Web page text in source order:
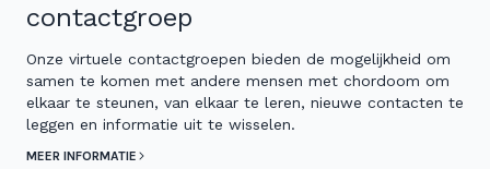
contactgroep
Onze virtuele contactgroepen bieden de mogelijkheid om
samen te komen met andere mensen met chordoom om
elkaar te steunen, van elkaar te leren, nieuwe contacten te
leggen en informatie uit te wisselen.
MEER INFORMATIE